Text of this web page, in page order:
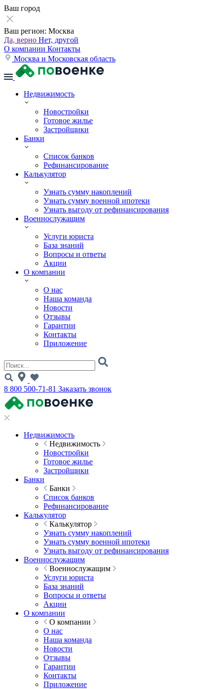
Ваш город
Ваш регион: Москва
Да, верно Нет, другой
О компании Контакты
Москва и Московская область
Недвижимость
Новостройки
Готовое жилье
Застройщики
Банки
Список банков
Рефинансирование
Калькулятор
Узнать сумму накоплений
Узнать сумму военной ипотеки
Узнать выгоду от рефинансирования
Военнослужащим
Услуги юриста
База знаний
Вопросы и ответы
Акции
О компании
О нас
Наша команда
Новости
Отзывы
Гарантии
Контакты
Приложение
8 800 500-71-81 Заказать звонок
Недвижимость
Недвижимость
Новостройки
Готовое жилье
Застройщики
Банки
Банки
Список банков
Рефинансирование
Калькулятор
Калькулятор
Узнать сумму накоплений
Узнать сумму военной ипотеки
Узнать выгоду от рефинансирования
Военнослужащим
Военнослужащим
Услуги юриста
База знаний
Вопросы и ответы
Акции
О компании
О компании
О нас
Наша команда
Новости
Отзывы
Гарантии
Контакты
Приложение